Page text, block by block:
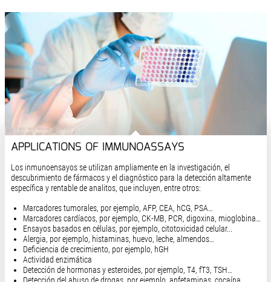
APPLICATIONS OF IMMUNOASSAYS
Los inmunoensayos se utilizan ampliamente en la investigación, el
descubrimiento de fármacos y el diagnóstico para la detección altamente
específica y rentable de analitos, que incluyen, entre otros:
Marcadores tumorales, por ejemplo, AFP, CEA, hCG, PSA…
Marcadores cardíacos, por ejemplo, CK-MB, PCR, digoxina, mioglobina…
Ensayos basados en células, por ejemplo, citotoxicidad celular...
Alergia, por ejemplo, histaminas, huevo, leche, almendos…
Deficiencia de crecimiento, por ejemplo, hGH
Actividad enzimática
Detección de hormonas y esteroides, por ejemplo, T4, fT3, TSH…